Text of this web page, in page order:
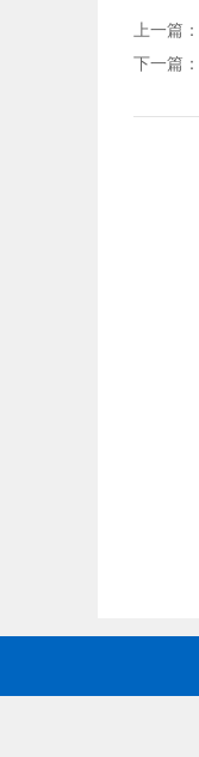
上一篇：
下一篇：